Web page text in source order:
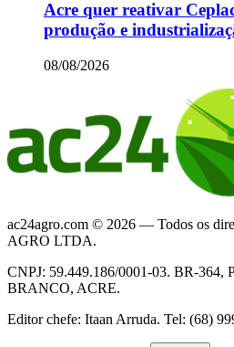
Acre quer reativar
produção e
08/08/2026
ac24agro.com © 2026 — Todos os
AGRO LTDA.
CNPJ: 59.449.186/0001-03. BR-364,
BRANCO, ACRE.
Editor chefe: Itaan Arruda. Tel: (68)